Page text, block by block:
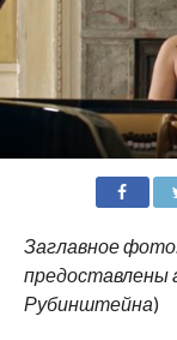
Заглавное
предоставлены
Рубинштейна)